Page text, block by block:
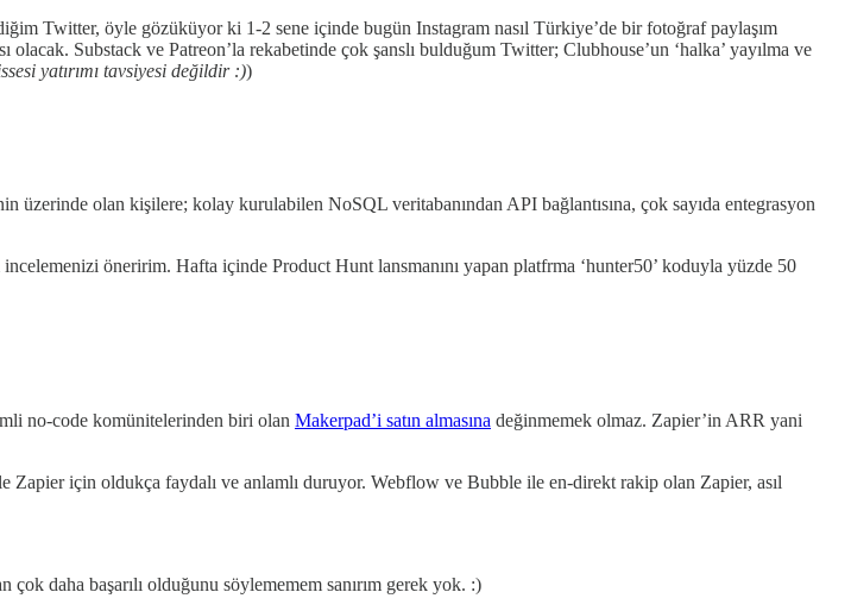
Twitter, öyle gözüküyor ki 1-2 sene içinde bugün Instagram nasıl Türkiye’de bir fotoğraf paylaşım
Substack ve Patreon’la rekabetinde çok şanslı bulduğum Twitter; Clubhouse’un ‘halka’ yayılma ve
yatırımı tavsiyesi değildir :))
üzerinde olan kişilere; kolay kurulabilen NoSQL veritabanından API bağlantısına, çok sayıda entegrasyon
öneririm. Hafta içinde Product Hunt lansmanını yapan platfrma ‘hunter50’ koduyla yüzde 50
no-code komünitelerinden biri olan Makerpad’i satın almasına değinmemek olmaz. Zapier’in ARR yani
Zapier için oldukça faydalı ve anlamlı duruyor. Webflow ve Bubble ile en-direkt rakip olan Zapier, asıl
çok daha başarılı olduğunu söylememem sanırım gerek yok. :)